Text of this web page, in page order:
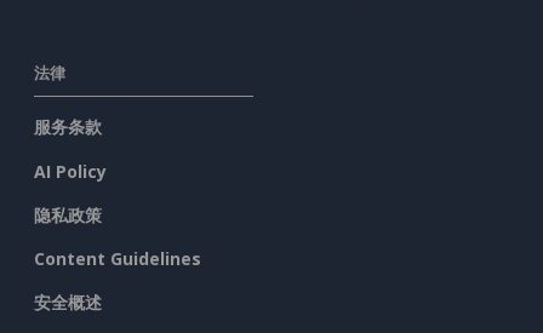
法律
服务条款
AI Policy
隐私政策
Content Guidelines
安全概述